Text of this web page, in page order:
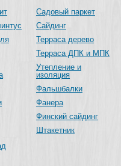
Садовый паркет
Сайдинг
Терраса дерево
Терраса ДПК и МПК
Утепление и
изоляция
Фальшбалки
Фанера
Финский сайдинг
Штакетник